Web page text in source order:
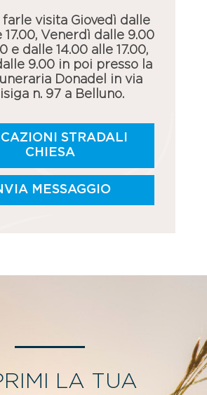
visita Giovedì dalle
17.00, Venerdì dalle 9.00
e dalle 14.00 alle 17.00,
9.00 in poi presso la
Donadel in via
n. 97 a Belluno.
STRADALI
CHIESA
MESSAGGIO
LA TUA